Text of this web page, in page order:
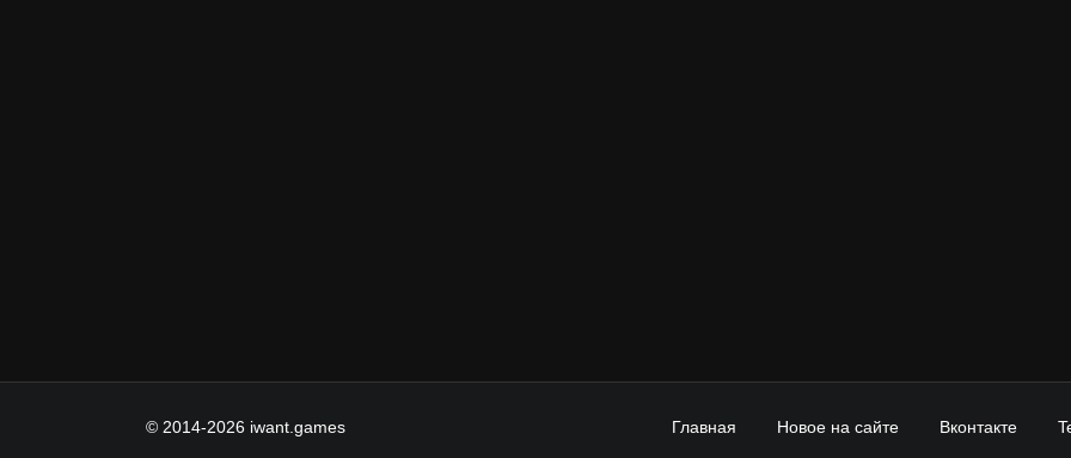
© 2014-2026 iwant.games Главная Новое на сайте Вконтакте